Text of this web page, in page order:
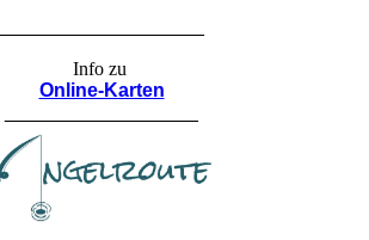
Info zu
Online-Karten